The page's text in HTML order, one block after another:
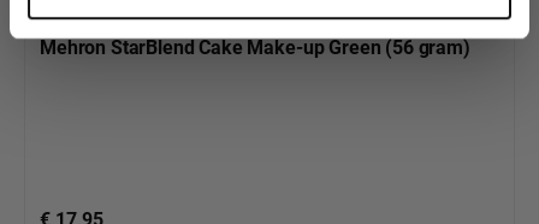
Mehron StarBlend Cake Make-up Green (56 gram)
€ 17,95